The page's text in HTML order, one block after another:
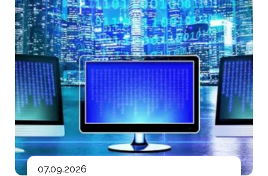
07.09.2026